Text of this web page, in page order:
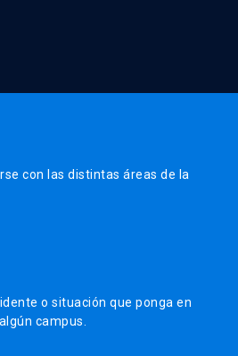
con las distintas áreas de la
o situación que ponga en
campus.